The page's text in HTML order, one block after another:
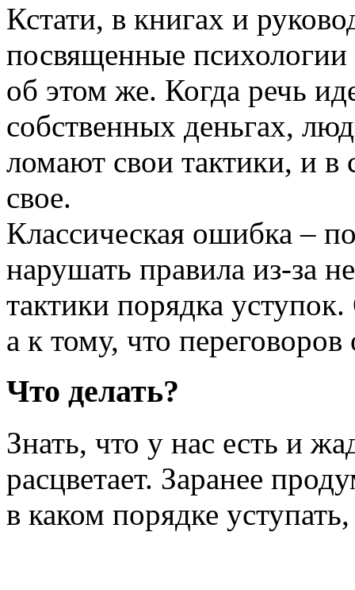
Кстати, в книгах и
посвященные психологии
об этом же. Когда речь
собственных деньгах,
ломают свои тактики, и в
свое.
Классическая ошибка –
нарушать правила из-за
тактики порядка
а к тому, что
Что делать?
Знать, что у нас есть и
расцветает. Заранее
в каком порядке